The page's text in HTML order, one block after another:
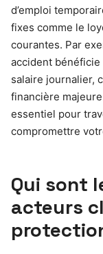
d’emploi
fixes comme le
courantes. Par
accident bénéficie
salaire journalier,
financière
essentiel pour
compromettre
Qui sont
acteurs